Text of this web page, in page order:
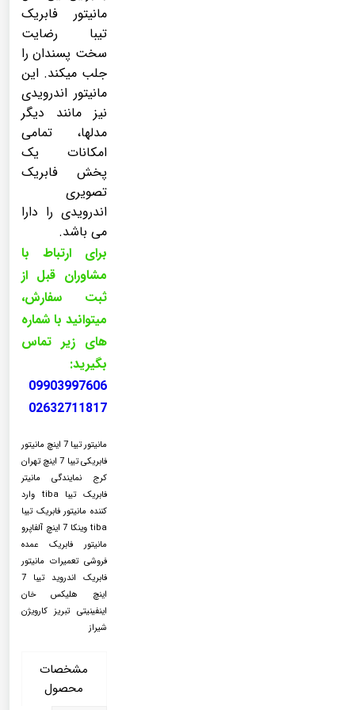
مانیتور فابریک
تیبا رضایت
سخت پسندان را
جلب میکند. این
مانیتور اندرویدی
نیز مانند دیگر
مدلها، تمامی
امکانات یک
پخش فابریک
تصویری
اندرویدی را دارا
می باشد.
برای ارتباط با
مشاوران قبل از
ثبت سفارش،
میتوانید با شماره
های زیر تماس
بگیرید:
09903997606
02632711817
مانیتور تیبا 7 اینچ مانیتور
فابریکی تیبا 7 اینچ تهران
کرج نمایندگی مانیتر
فابریک تیبا tiba وارد
کننده مانیتور فابریک تیبا
tiba وینکا 7 اینچ آلفاپرو
مانیتور فابریک عمده
فروشی تعمیرات مانیتور
فابریک اندروید تیبا 7
اینچ هلیکس خان
اینفینیتی تبریز کارویژن
شیراز
مشخصات
محصول